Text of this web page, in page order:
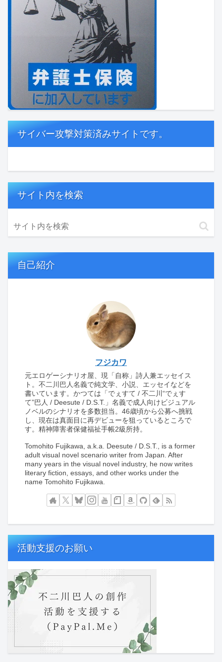
サイバー攻撃対策済みサイトです。
サイト内を検索
自己紹介
フジカワ
元エロゲーシナリオ屋、現「自称」詩人兼エッセイス
ト。不二川巴人名義で純文学、小説、エッセイなどを
書いています。かつては「でぇすて / 不二川“でぇす
て”巴人 / Deesute / D.S.T.」名義で成人向けビジュアル
ノベルのシナリオを多数担当。46歳頃から公募へ挑戦
し、現在は真面目に再デビューを狙っているところで
す。精神障害者保健福祉手帳2級所持。
Tomohito Fujikawa, a.k.a. Deesute / D.S.T., is a former
adult visual novel scenario writer from Japan. After
many years in the visual novel industry, he now writes
literary fiction, essays, and other works under the
name Tomohito Fujikawa.
活動支援のお願い